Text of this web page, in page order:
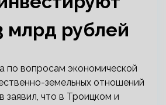
млрд рублей
по вопросам экономической
земельных отношений
что в Троицком и